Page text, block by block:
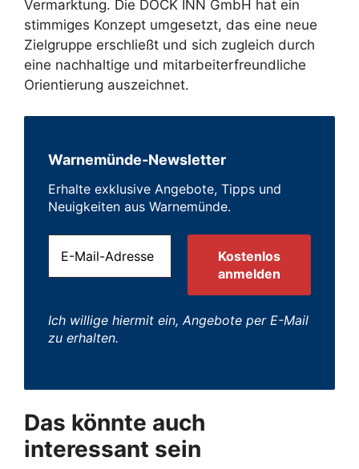
Vermarktung. Die DOCK INN GmbH hat ein
stimmiges Konzept umgesetzt, das eine neue
Zielgruppe erschließt und sich zugleich durch
eine nachhaltige und mitarbeiterfreundliche
Orientierung auszeichnet.
Warnemünde-Newsletter
Erhalte exklusive Angebote, Tipps und
Neuigkeiten aus Warnemünde.
Ich willige hiermit ein, Angebote per E-Mail
zu erhalten.
Das könnte auch
interessant sein